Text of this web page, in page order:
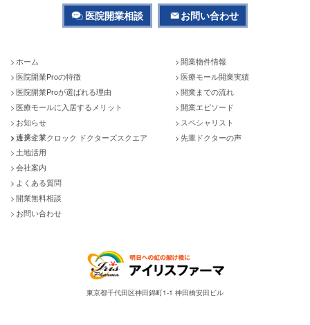
医院開業相談 お問い合わせ
ホーム
医院開業Proの特徴
医院開業Proが選ばれる理由
医療モールに入居するメリット
お知らせ
カメイドクロック ドクターズスクエア
開業物件情報
医療モール開業実績
開業までの流れ
開業エピソード
スペシャリスト
先輩ドクターの声
連携企業
土地活用
会社案内
よくある質問
開業無料相談
お問い合わせ
東京都千代田区神田錦町1-1 神田橋安田ビル